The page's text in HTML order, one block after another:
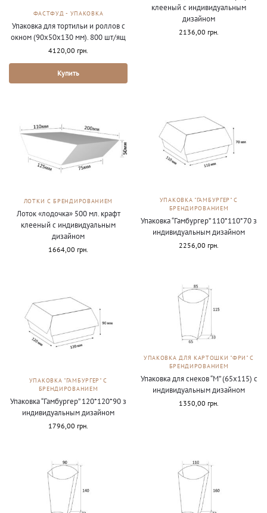
ФАСТФУД - УПАКОВКА
Упаковка для тортильи и роллов с
окном (90х50х130 мм). 800 шт/ящ
4120,00 грн.
Купить
клееный с индивидуальным
дизайном
2136,00 грн.
ЛОТКИ С БРЕНДИРОВАНИЕМ
Лоток «лодочка» 500 мл. крафт
клееный с индивидуальным
дизайном
1664,00 грн.
УПАКОВКА "ГАМБУРГЕР" С
БРЕНДИРОВАНИЕМ
Упаковка “Гамбургер” 110*110*70 з
индивидуальным дизайном
2256,00 грн.
УПАКОВКА "ГАМБУРГЕР" С
БРЕНДИРОВАНИЕМ
Упаковка “Гамбургер” 120*120*90 з
индивидуальным дизайном
1796,00 грн.
УПАКОВКА ДЛЯ КАРТОШКИ "ФРИ" С
БРЕНДИРОВАНИЕМ
Упаковка для снеков “М” (65х115) с
индивидуальным дизайном
1350,00 грн.